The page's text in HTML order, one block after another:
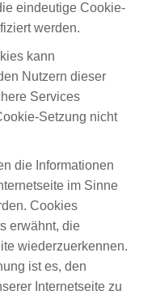
eindeutige Cookie-
werden.
kann
Nutzern dieser
Services
Setzung nicht
die Informationen
im Sinne
Cookies
erwähnt, die
wiederzuerkennen.
ist es, den
Internetseite zu